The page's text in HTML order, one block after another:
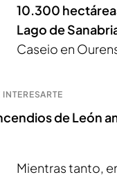
10.300
Lago de
Caseio en
INTERESARTE
de León
Mientras tanto,